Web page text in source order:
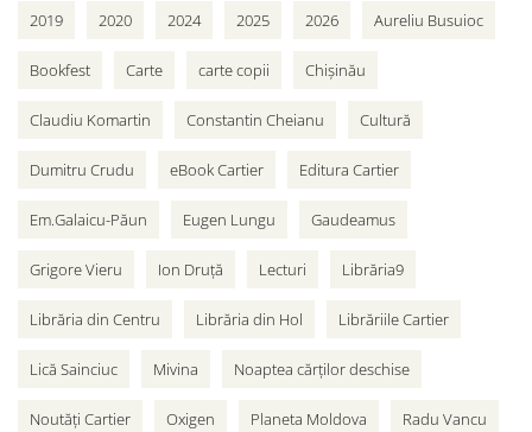
2019 2020 2024 2025 2026 Aureliu Busuioc
Bookfest Carte carte copii Chișinău
Claudiu Komartin Constantin Cheianu Cultură
Dumitru Crudu eBook Cartier Editura Cartier
Em.Galaicu-Păun Eugen Lungu Gaudeamus
Grigore Vieru Ion Druță Lecturi Librăria9
Librăria din Centru Librăria din Hol Librăriile Cartier
Lică Sainciuc Mivina Noaptea cărților deschise
Noutăți Cartier Oxigen Planeta Moldova Radu Vancu